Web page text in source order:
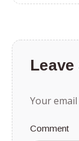
Your
Comment